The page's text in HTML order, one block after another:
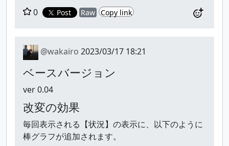
0
Post Raw Copy link
@wakairo 2023/03/17 18:21
ベースバージョン
ver 0.04
改変の効果
毎回表示される【状況】の表示に、以下のように
棒グラフが追加されます。